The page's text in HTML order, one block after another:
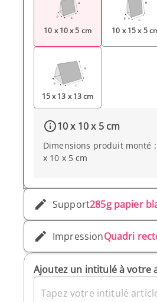
10 x 10 x 5 cm 10 x 15 x 5
15 x 13 x 13 cm
10 x 10 x 5 cm
Dimensions produit monté
x 10 x 5 cm
Support285g papier
ImpressionQuadri
Ajoutez un intitulé à votre
Tapez votre intitulé